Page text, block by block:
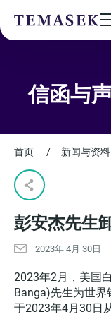
信函与
首页 / 新闻与资料
彭安杰先生
2023年 4月 30日
2023年2月，美国
Banga)先生为世
于2023年4月30日
Community
Future & Trends
By
on the